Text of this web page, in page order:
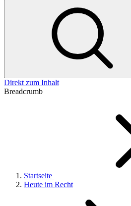
Direkt zum Inhalt
Breadcrumb
Startseite
Heute im Recht